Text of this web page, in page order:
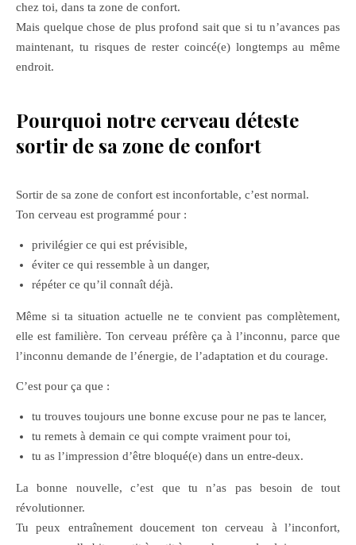
chez toi, dans ta zone de confort.
Mais quelque chose de plus profond sait que si tu n’avances pas
maintenant, tu risques de rester coincé(e) longtemps au même
endroit.
Pourquoi notre cerveau déteste
sortir de sa zone de confort
Sortir de sa zone de confort est inconfortable, c’est normal.
Ton cerveau est programmé pour :
privilégier ce qui est prévisible,
éviter ce qui ressemble à un danger,
répéter ce qu’il connaît déjà.
Même si ta situation actuelle ne te convient pas complètement,
elle est familière. Ton cerveau préfère ça à l’inconnu, parce que
l’inconnu demande de l’énergie, de l’adaptation et du courage.
C’est pour ça que :
tu trouves toujours une bonne excuse pour ne pas te lancer,
tu remets à demain ce qui compte vraiment pour toi,
tu as l’impression d’être bloqué(e) dans un entre-deux.
La bonne nouvelle, c’est que tu n’as pas besoin de tout
révolutionner.
Tu peux entraînement doucement ton cerveau à l’inconfort,